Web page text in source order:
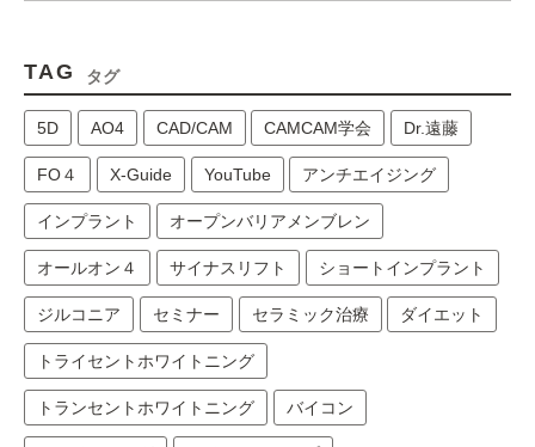
TAG タグ
5D AO4 CAD/CAM CAMCAM学会 Dr.遠藤
FO４ X-Guide YouTube アンチエイジング
インプラント オープンバリアメンブレン
オールオン４ サイナスリフト ショートインプラント
ジルコニア セミナー セラミック治療 ダイエット
トライセントホワイトニング
トランセントホワイトニング バイコン